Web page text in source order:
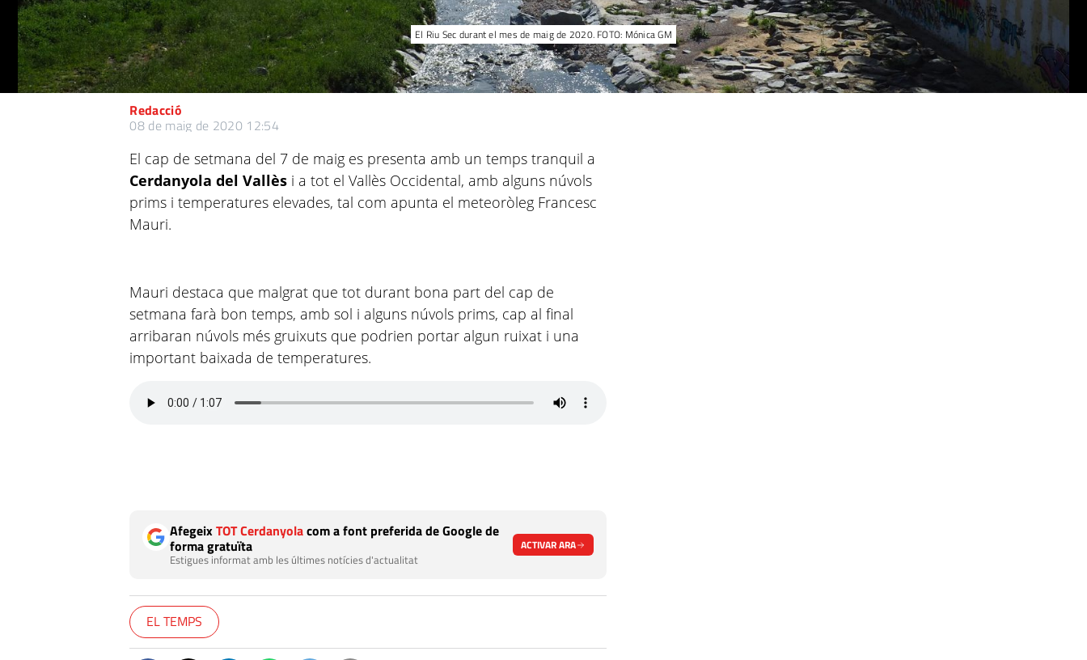
El Riu Sec durant el mes de maig de 2020. FOTO: Mónica GM
Redacció
08 de maig de 2020 12:54
El cap de setmana del 7 de maig es presenta amb un temps tranquil a
Cerdanyola del Vallès i a tot el Vallès Occidental, amb alguns núvols
prims i temperatures elevades, tal com apunta el meteoròleg Francesc
Mauri.
Mauri destaca que malgrat que tot durant bona part del cap de
setmana farà bon temps, amb sol i alguns núvols prims, cap al final
arribaran núvols més gruixuts que podrien portar algun ruixat i una
important baixada de temperatures.
AfegeixTOT Cerdanyolacom a font preferida de Google de
forma gratuïta
Estigues informat amb les últimes notícies d'actualitat
ACTIVAR ARA
EL TEMPS